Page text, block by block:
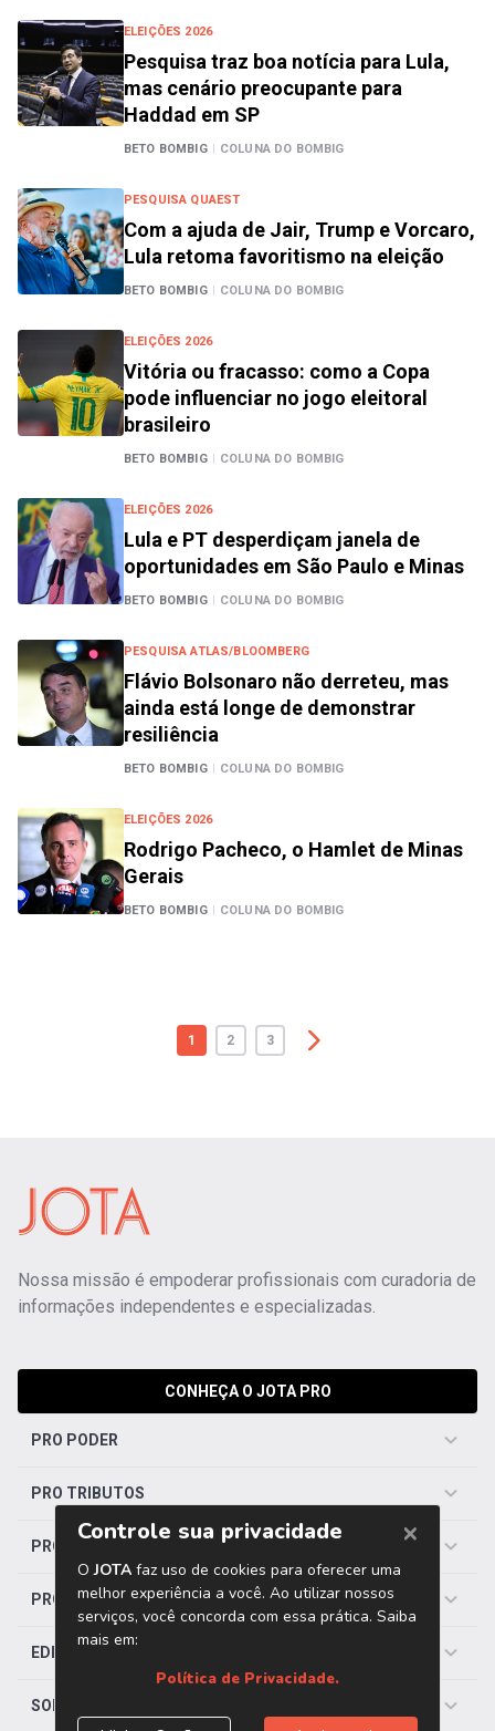
ELEIÇÕES 2026
Pesquisa traz boa notícia para Lula,
mas cenário preocupante para
Haddad em SP
BETO BOMBIG | COLUNA DO BOMBIG
PESQUISA QUAEST
Com a ajuda de Jair, Trump e Vorcaro,
Lula retoma favoritismo na eleição
BETO BOMBIG | COLUNA DO BOMBIG
ELEIÇÕES 2026
Vitória ou fracasso: como a Copa
pode influenciar no jogo eleitoral
brasileiro
BETO BOMBIG | COLUNA DO BOMBIG
ELEIÇÕES 2026
Lula e PT desperdiçam janela de
oportunidades em São Paulo e Minas
BETO BOMBIG | COLUNA DO BOMBIG
PESQUISA ATLAS/BLOOMBERG
Flávio Bolsonaro não derreteu, mas
ainda está longe de demonstrar
resiliência
BETO BOMBIG | COLUNA DO BOMBIG
ELEIÇÕES 2026
Rodrigo Pacheco, o Hamlet de Minas
Gerais
BETO BOMBIG | COLUNA DO BOMBIG
1 2 3
Nossa missão é empoderar profissionais com curadoria de
informações independentes e especializadas.
CONHEÇA O JOTA PRO
PRO PODER
PRO TRIBUTOS
PRO TRABALHISTA
PRO SAÚDE
EDITORIAS
SOBRE O JOTA